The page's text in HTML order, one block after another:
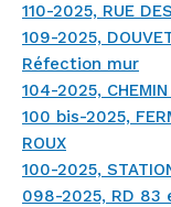
110-2025, RUE
109-2025,
Réfection mur
104-2025,
100 bis-2025,
ROUX
100-2025,
098-2025, RD 83